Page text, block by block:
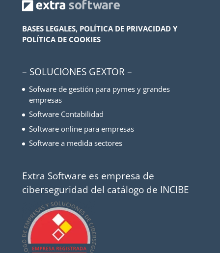
BASES LEGALES, POLÍTICA DE PRIVACIDAD Y
POLÍTICA DE COOKIES
– SOLUCIONES GEXTOR –
Sofware de gestión para pymes y grandes
empresas
Software Contabilidad
Software online para empresas
Software a medida sectores
Extra Software es empresa de
ciberseguridad del catálogo de INCIBE